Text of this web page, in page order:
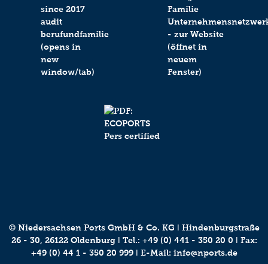
© Niedersachsen Ports GmbH & Co. KG ǀ Hindenburgstraße
26 - 30, 26122 Oldenburg ǀ Tel.: +49 (0) 441 - 350 20 0 ǀ Fax:
+49 (0) 44 1 - 350 20 999 ǀ E-Mail: info@nports.de